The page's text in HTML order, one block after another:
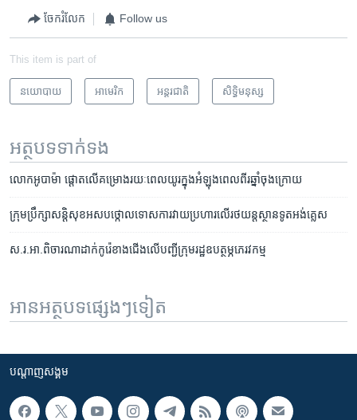
ចែករំលែក Follow us
This item is part of
នយោបាយ អាមេរិក​ អន្តរជាតិ សិទ្ធិ​មនុស្ស
អត្ថបទ​ទាក់ទង
លោក​អូបាម៉ា ផ្តោត​លើ​គម្រោង​រយៈ​ពេល​យូរ​ក្នុង​អំឡុង​ពេល​ពីរ​ឆ្នាំ​ចុង​ក្រោយ
ក្រុម​ប្រឹក្សា​សន្តិសុខ​អសប​ថ្កោល​ទោស​ការ​វាយ​ប្រហារ​លើ​រថយន្ត​ស្ថាន​ទូត​អង់គ្លេស
ស.រ.អា.​ពិចារណា​ដាក់​កូរ៉េខាងជើង​លើ​បញ្ជី​ក្រុម​រដ្ឋ​​ឧបត្ថម្ភ​ភេរវកម្ម​
អានអត្ថបទផ្សេងៗទៀត
បណ្តាញ​សង្គម